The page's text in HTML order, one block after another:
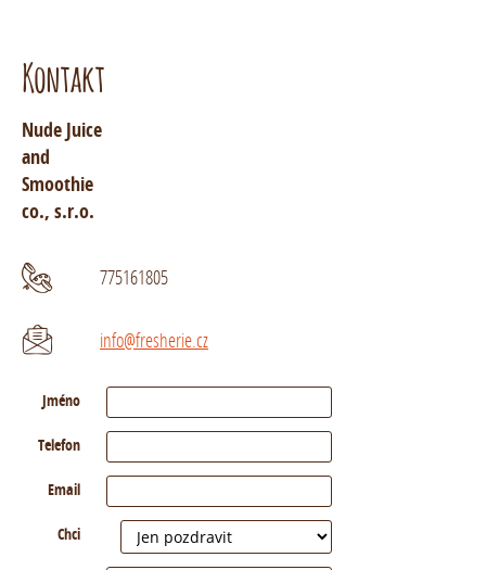
Kontakt
Nude Juice
and
Smoothie
co., s.r.o.
775161805
info@fresherie.cz
Jméno
Telefon
Email
Chci